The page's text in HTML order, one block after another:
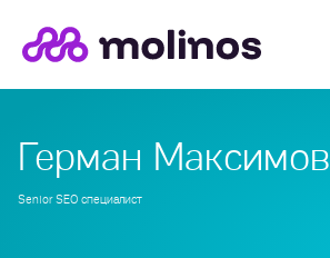
Герман Максимов
Senior SEO специалист